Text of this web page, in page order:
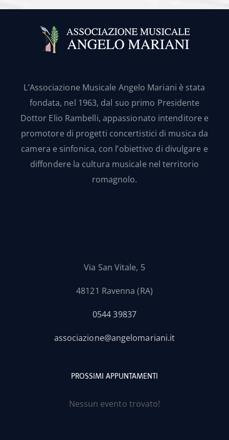
L’Associazione Musicale Angelo Mariani è stata
fondata, nel 1963, dal suo primo Presidente
Dottor Elio Rambelli, appassionato intenditore e
promotore di progetti concertistici di musica da
camera e sinfonica, con l’obiettivo di divulgare e
diffondere la cultura musicale nel territorio
romagnolo.
Via San Vitale, 5
48121 Ravenna (RA)
0544 39837
associazione@angelomariani.it
PROSSIMI APPUNTAMENTI
Nessun evento trovato!